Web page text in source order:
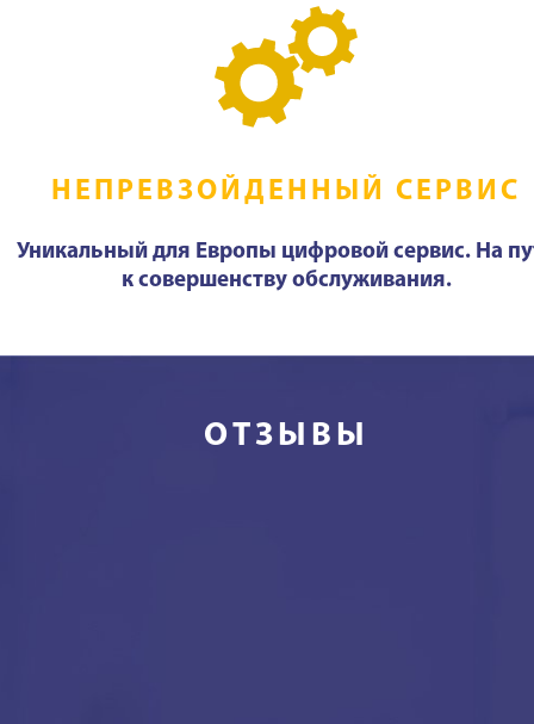
НЕПРЕВЗОЙДЕННЫЙ СЕРВИС
Уникальный для Европы цифровой сервис. На
к совершенству обслуживания.
ОТЗЫВЫ